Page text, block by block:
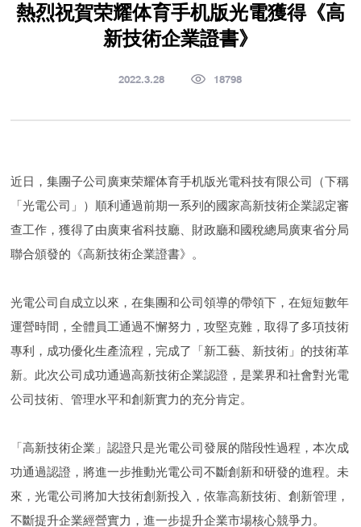
熱烈祝賀荣耀体育手机版光電獲得《高
新技術企業證書》
2022.3.28 18798
近日，集團子公司廣東荣耀体育手机版光電科技有限公司（下稱
「光電公司」）順利通過前期一系列的國家高新技術企業認定審
查工作，獲得了由廣東省科技廳、財政廳和國稅總局廣東省分局
聯合頒發的《高新技術企業證書》。
光電公司自成立以來，在集團和公司領導的帶領下，在短短數年
運營時間，全體員工通過不懈努力，攻堅克難，取得了多項技術
專利，成功優化生產流程，完成了「新工藝、新技術」的技術革
新。此次公司成功通過高新技術企業認證，是業界和社會對光電
公司技術、管理水平和創新實力的充分肯定。
「高新技術企業」認證只是光電公司發展的階段性過程，本次成
功通過認證，將進一步推動光電公司不斷創新和研發的進程。未
來，光電公司將加大技術創新投入，依靠高新技術、創新管理，
不斷提升企業經營實力，進一步提升企業市場核心競爭力。